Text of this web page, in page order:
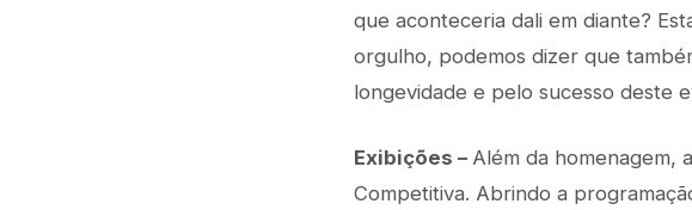
que aconteceria dali em diante?
orgulho, podemos dizer que
longevidade e pelo sucesso deste
Exibições – Além da homenagem,
Competitiva. Abrindo a